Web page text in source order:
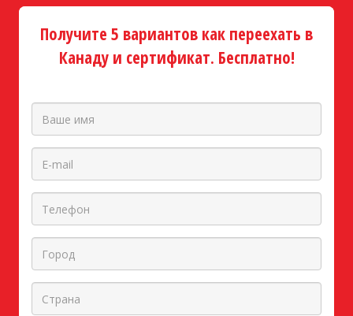
Получите 5 вариантов как переехать в
Канаду и сертификат. Бесплатно!